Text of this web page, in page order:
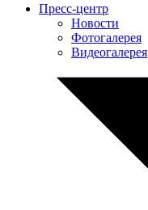
Пресс-центр
Новости
Фотогалерея
Видеогалерея